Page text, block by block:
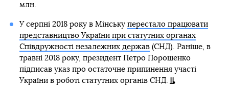
млн.
У серпні 2018 року в Мінську перестало працювати
представництво України при статутних органах
Співдружності незалежних держав(СНД). Раніше, в
травні 2018 року, президент Петро Порошенко
підписав указ про остаточне припинення участі
України в роботі статутних органів СНД.